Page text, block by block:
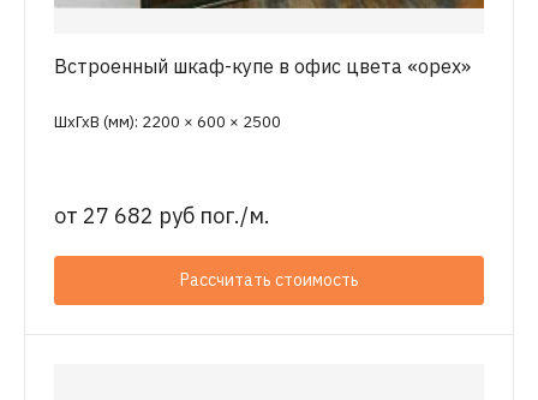
Встроенный шкаф-купе в офис цвета «орех»
ШхГхВ (мм): 2200 × 600 × 2500
от 27 682 руб пог./м.
Рассчитать стоимость